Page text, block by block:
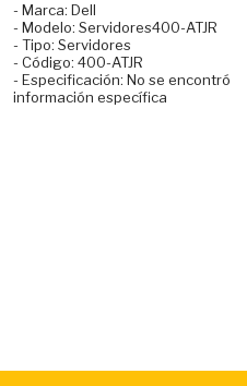
- Marca: Dell
- Modelo: Servidores400-ATJR
- Tipo: Servidores
- Código: 400-ATJR
- Especificación: No se encontró
información específica